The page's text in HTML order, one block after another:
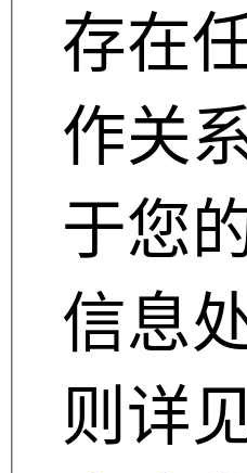
存在
作关
于您
信息
则详